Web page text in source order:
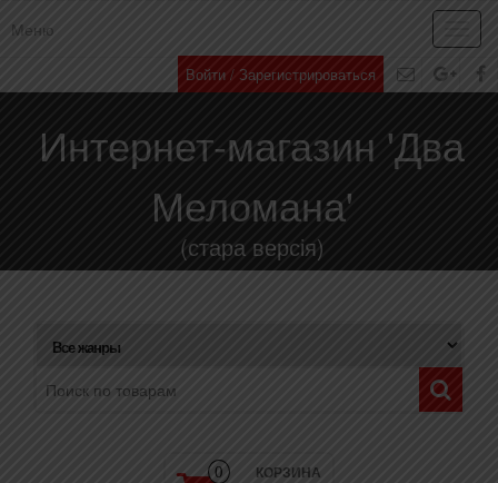
Меню
Войти / Зарегистрироваться
Интернет-магазин 'Два
Меломана'
(стара версія)
0 КОРЗИНА